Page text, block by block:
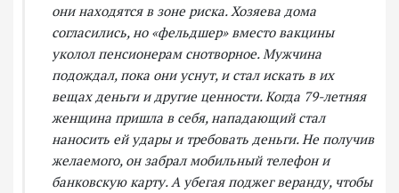
они находятся в зоне риска. Хозяева дома
согласились, но «фельдшер» вместо вакцины
уколол пенсионерам снотворное. Мужчина
подождал, пока они уснут, и стал искать в их
вещах деньги и другие ценности. Когда 79-летняя
женщина пришла в себя, нападающий стал
наносить ей удары и требовать деньги. Не получив
желаемого, он забрал мобильный телефон и
банковскую карту. А убегая поджег веранду, чтобы